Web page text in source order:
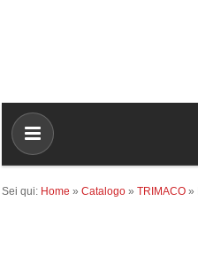
Sei qui: Home » Catalogo » TRIMACO »